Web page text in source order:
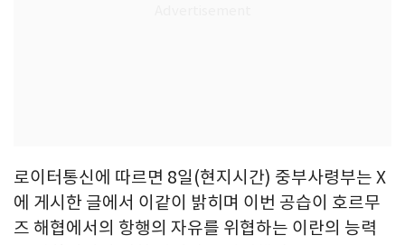
로이터통신에 따르면 8일(현지시간) 중부사령부는 X
에 게시한 글에서 이같이 밝히며 이번 공습이 호르무
즈 해협에서의 항행의 자유를 위협하는 이란의 능력